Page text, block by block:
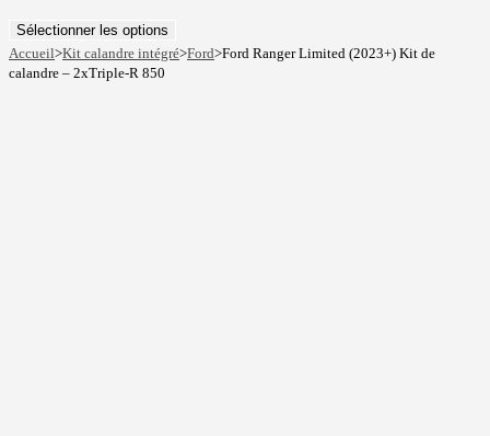
Sélectionner les options
Accueil>Kit calandre intégré>Ford>Ford Ranger Limited (2023+) Kit de
calandre – 2xTriple-R 850